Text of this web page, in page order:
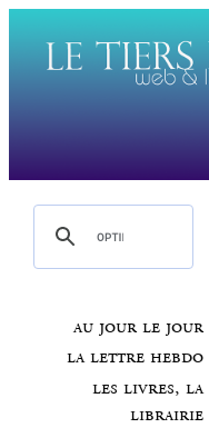
au jour le jour
la lettre hebdo
les livres, la
librairie